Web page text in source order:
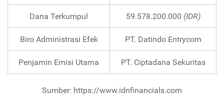
Dana Terkumpul 59.578.200.000 (IDR)
Biro Administrasi Efek PT. Datindo Entrycom
Penjamin Emisi Utama PT. Ciptadana Sekuritas
Sumber: https://www.idnfinancials.com